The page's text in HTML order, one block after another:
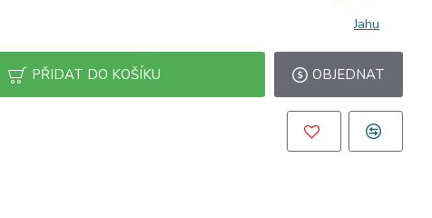
Jahu
PŘIDAT DO KOŠÍKU OBJEDNAT